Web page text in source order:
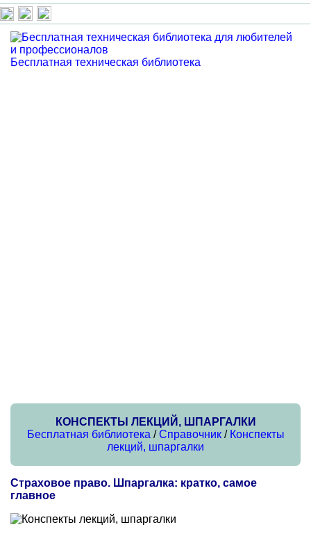
Бесплатная техническая библиотека
КОНСПЕКТЫ ЛЕКЦИЙ, ШПАРГАЛКИ
Бесплатная библиотека /Справочник/ Конспекты
лекций, шпаргалки
Страховое право. Шпаргалка: кратко, самое
главное